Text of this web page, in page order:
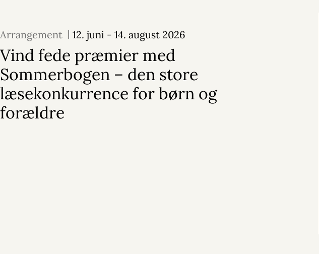
Arrangement 12. juni - 14. august 2026
Vind fede præmier med
Sommerbogen – den store
læsekonkurrence for børn og
forældre